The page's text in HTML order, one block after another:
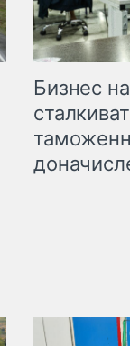
Бизнес